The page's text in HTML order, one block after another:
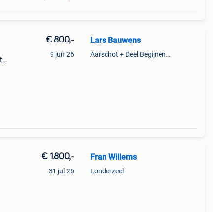
€ 800,-
9 jun 26
Lars Bauwens
Aarschot + Deel Begijnendijk
€ 1.800,-
31 jul 26
Fran Willems
Londerzeel